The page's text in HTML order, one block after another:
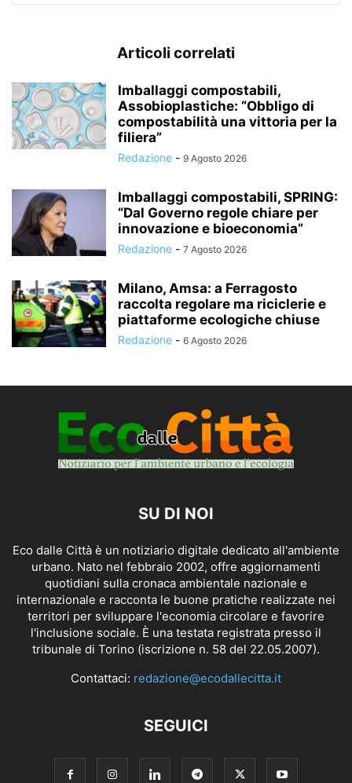
Articoli correlati
Imballaggi compostabili,
Assobioplastiche: “Obbligo di
compostabilità una vittoria per la
filiera”
Redazione - 9 Agosto 2026
Imballaggi compostabili, SPRING:
“Dal Governo regole chiare per
innovazione e bioeconomia”
Redazione - 7 Agosto 2026
Milano, Amsa: a Ferragosto
raccolta regolare ma riciclerie e
piattaforme ecologiche chiuse
Redazione - 6 Agosto 2026
SU DI NOI
Eco dalle Città è un notiziario digitale dedicato all'ambiente
urbano. Nato nel febbraio 2002, offre aggiornamenti
quotidiani sulla cronaca ambientale nazionale e
internazionale e racconta le buone pratiche realizzate nei
territori per sviluppare l'economia circolare e favorire
l'inclusione sociale. È una testata registrata presso il
tribunale di Torino (iscrizione n. 58 del 22.05.2007).
Contattaci: redazione@ecodallecitta.it
SEGUICI